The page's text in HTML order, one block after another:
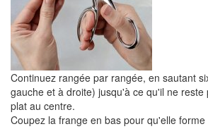
Continuez rangée par rangée, en sautant
gauche et à droite) jusqu'à ce qu'il ne
plat au centre.
Coupez la frange en bas pour qu'elle forme